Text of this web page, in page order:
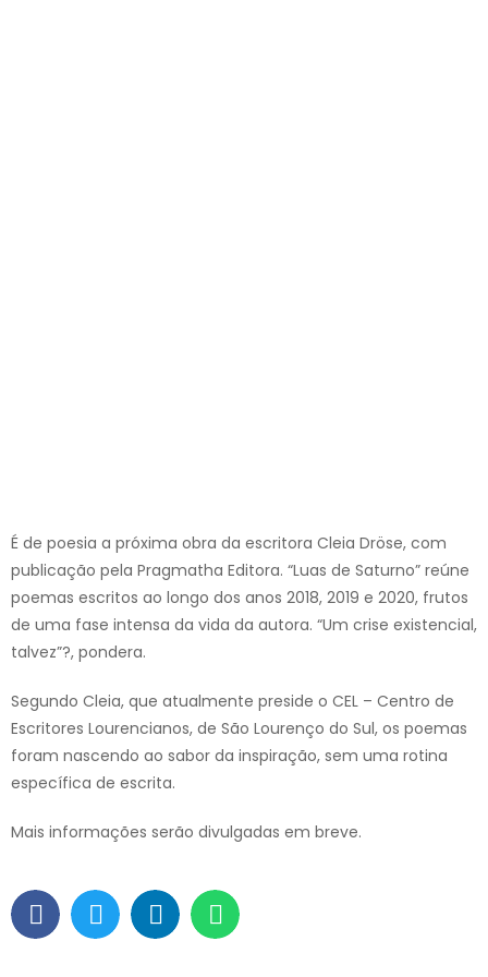
É de poesia a próxima obra da escritora Cleia Dröse, com
publicação pela Pragmatha Editora. “Luas de Saturno” reúne
poemas escritos ao longo dos anos 2018, 2019 e 2020, frutos
de uma fase intensa da vida da autora. “Um crise existencial,
talvez”?, pondera.
Segundo Cleia, que atualmente preside o CEL – Centro de
Escritores Lourencianos, de São Lourenço do Sul, os poemas
foram nascendo ao sabor da inspiração, sem uma rotina
específica de escrita.
Mais informações serão divulgadas em breve.